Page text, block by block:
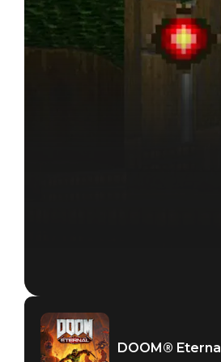
DOOM® Eternal